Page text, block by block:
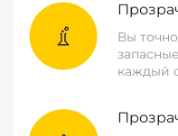
Вы
каждый